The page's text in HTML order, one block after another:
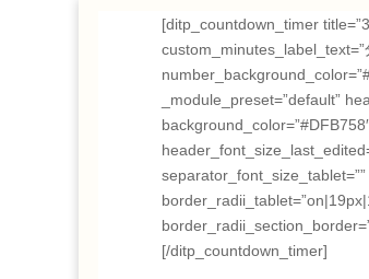
[ditp_countdown_timer
custom_minutes_label_text=”
_module_preset=”default”
[/ditp_countdown_timer]